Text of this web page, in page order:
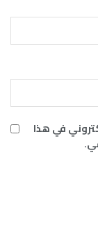
في هذا